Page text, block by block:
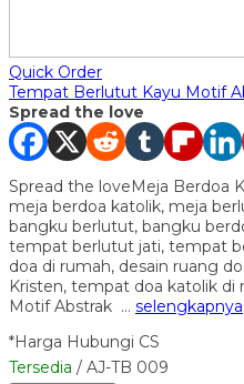
Quick Order
Tempat Berlutut Kayu Motif
Spread the love
Spread the loveMeja Berdoa
meja berdoa katolik, meja
bangku berlutut, bangku
tempat berlutut jati, tempat
doa di rumah, desain ruang
Kristen, tempat doa katolik
Motif Abstrak … selengkapnya
*Harga Hubungi CS
Tersedia / AJ-TB 009